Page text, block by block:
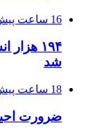
16 ساعت پیش
۱۹۴
شد
18 ساعت پیش
ضرورت